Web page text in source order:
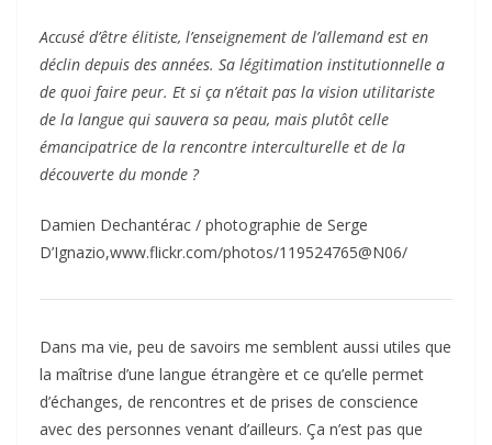
Accusé d’être élitiste, l’enseignement de l’allemand est en
déclin depuis des années. Sa légitimation institutionnelle a
de quoi faire peur. Et si ça n’était pas la vision utilitariste
de la langue qui sauvera sa peau, mais plutôt celle
émancipatrice de la rencontre interculturelle et de la
découverte du monde ?
Damien Dechantérac / photographie de Serge
D’Ignazio,www.flickr.com/photos/119524765@N06/
Dans ma vie, peu de savoirs me semblent aussi utiles que
la maîtrise d’une langue étrangère et ce qu’elle permet
d’échanges, de rencontres et de prises de conscience
avec des personnes venant d’ailleurs. Ça n’est pas que